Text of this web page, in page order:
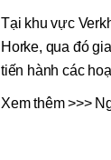
Tại khu vực
Horke, qua đó
tiến hành các
Xem thêm >>>